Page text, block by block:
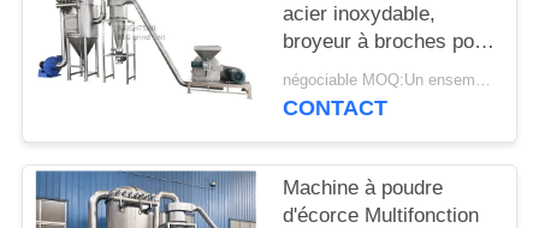
acier inoxydable,
broyeur à broches pour
urée, avec CE
négociable MOQ:Un ensemble
CONTACT
Machine à poudre
d'écorce Multifonction